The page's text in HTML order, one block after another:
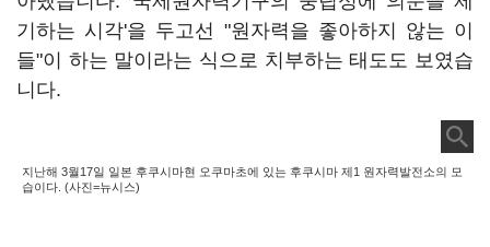
기하는 시각'을 두고선 "원자력을 좋아하지 않는 이
들"이 하는 말이라는 식으로 치부하는 태도도 보였습
니다.
지난해 3월17일 일본 후쿠시마현 오쿠마초에 있는 후쿠시마 제1 원자력발전소의 모
습이다. (사진=뉴시스)